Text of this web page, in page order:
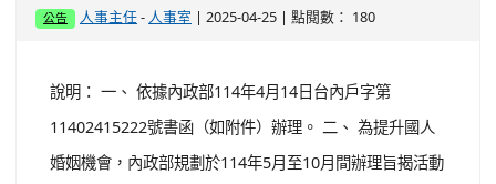
公告 人事主任 - 人事室 | 2025-04-25 | 點閱數： 180
說明： 一、 依據內政部114年4月14日台內戶字第
11402415222號書函（如附件）辦理。 二、 為提升國人
婚姻機會，內政部規劃於114年5月至10月間辦理旨揭活動